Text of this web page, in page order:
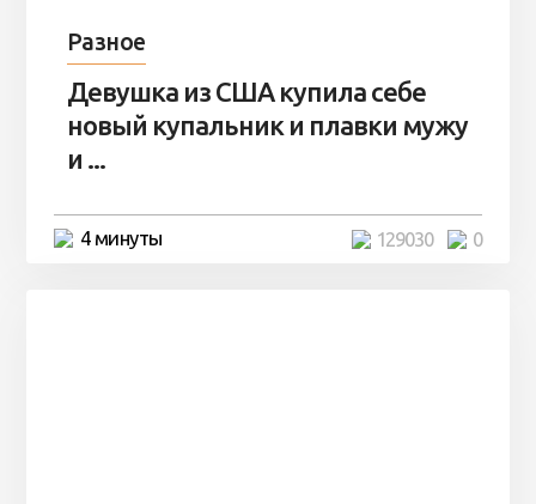
Разное
Девушка из США купила себе
новый купальник и плавки мужу
и ...
4 минуты 0
129030